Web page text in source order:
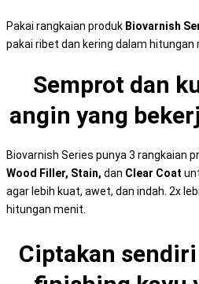
Pakai rangkaian produk Biovarnish
pakai ribet dan kering dalam hitungan
Semprot dan
angin yang
Biovarnish Series punya 3 rangkaian
Wood Filler, Stain, dan Clear Coat
agar lebih kuat, awet, dan indah. 2x
hitungan menit.
Ciptakan